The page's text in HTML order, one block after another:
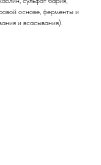
основе, ферменты и
и всасывания).